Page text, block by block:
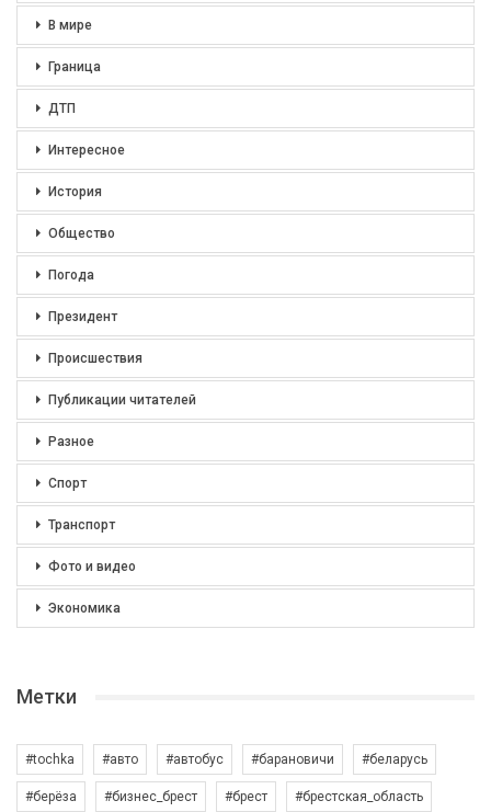
В мире
Граница
ДТП
Интересное
История
Общество
Погода
Президент
Происшествия
Публикации читателей
Разное
Спорт
Транспорт
Фото и видео
Экономика
Метки
#tochka #авто #автобус #барановичи #беларусь
#берёза #бизнес_брест #брест #брестская_область